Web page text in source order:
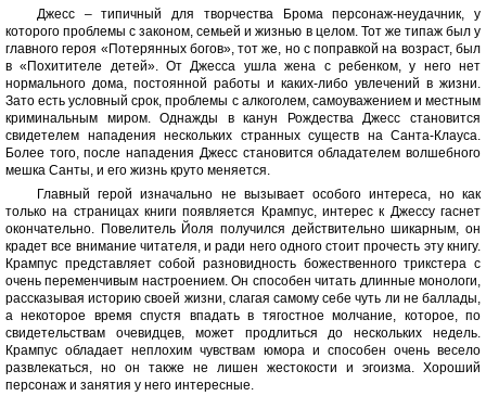
Джесс – типичный для творчества Брома персонаж-неудачник, у
которого проблемы с законом, семьей и жизнью в целом. Тот же типаж был у
главного героя «Потерянных богов», тот же, но с поправкой на возраст, был
в «Похитителе детей». От Джесса ушла жена с ребенком, у него нет
нормального дома, постоянной работы и каких-либо увлечений в жизни.
Зато есть условный срок, проблемы с алкоголем, самоуважением и местным
криминальным миром. Однажды в канун Рождества Джесс становится
свидетелем нападения нескольких странных существ на Санта-Клауса.
Более того, после нападения Джесс становится обладателем волшебного
мешка Санты, и его жизнь круто меняется.
Главный герой изначально не вызывает особого интереса, но как
только на страницах книги появляется Крампус, интерес к Джессу гаснет
окончательно. Повелитель Йоля получился действительно шикарным, он
крадет все внимание читателя, и ради него одного стоит прочесть эту книгу.
Крампус представляет собой разновидность божественного трикстера с
очень переменчивым настроением. Он способен читать длинные монологи,
рассказывая историю своей жизни, слагая самому себе чуть ли не баллады,
а некоторое время спустя впадать в тягостное молчание, которое, по
свидетельствам очевидцев, может продлиться до нескольких недель.
Крампус обладает неплохим чувствам юмора и способен очень весело
развлекаться, но он также не лишен жестокости и эгоизма. Хороший
персонаж и занятия у него интересные.